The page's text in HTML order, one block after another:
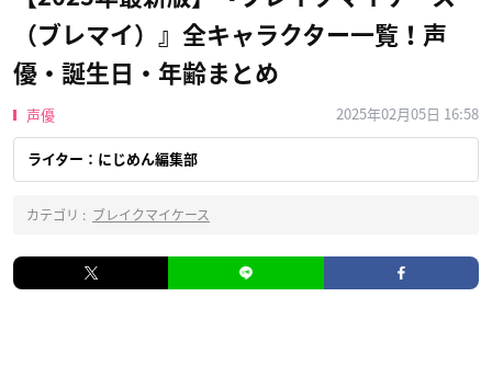
（ブレマイ）』全キャラクター一覧！声
優・誕生日・年齢まとめ
声優 2025年02月05日 16:58
ライター：にじめん編集部
カテゴリ : ブレイクマイケース